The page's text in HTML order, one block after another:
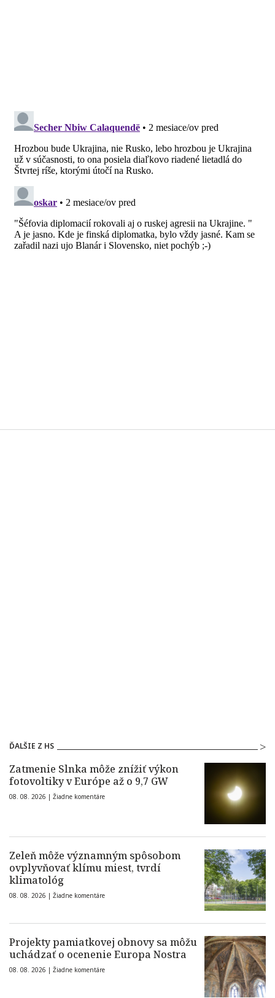
ĎALŠIE Z HS
Zatmenie Slnka môže znížiť výkon
fotovoltiky v Európe až o 9,7 GW
08. 08. 2026 | Žiadne komentáre
Zeleň môže významným spôsobom
ovplyvňovať klímu miest, tvrdí
klimatológ
08. 08. 2026 | Žiadne komentáre
Projekty pamiatkovej obnovy sa môžu
uchádzať o ocenenie Europa Nostra
08. 08. 2026 | Žiadne komentáre